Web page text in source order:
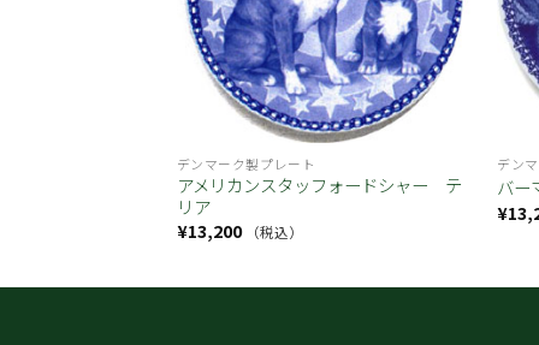
デンマーク製プレート
アメリカンスタッフォードシャー テ
リア
¥13,200 （税込）
デン
バー
¥